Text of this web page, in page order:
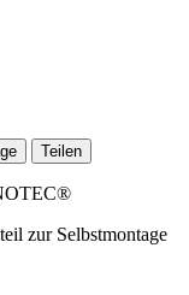
Teilen
zur Selbstmontage